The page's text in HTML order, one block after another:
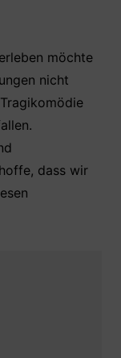
möchte
nicht
dass wir